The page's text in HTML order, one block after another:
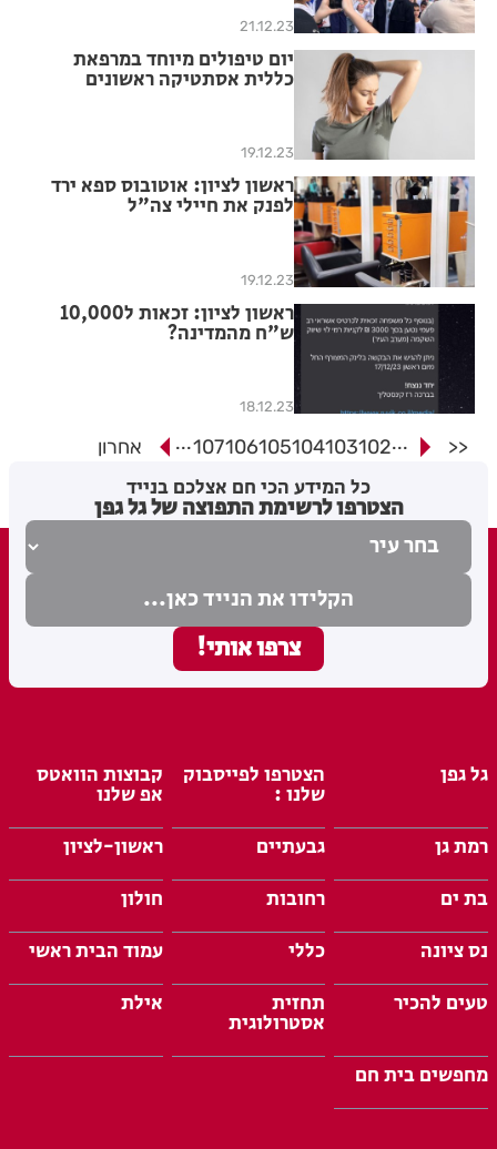
21.12.23
יום טיפולים מיוחד במרפאת
כללית אסתטיקה ראשונים
19.12.23
ראשון לציון: אוטובוס ספא ירד
לפנק את חיילי צה"ל
19.12.23
ראשון לציון: זכאות ל10,000
ש"ח מהמדינה?
18.12.23
<<
...
102
103
104
105
106
107
... אחרון
כל המידע הכי חם אצלכם בנייד
הצטרפו לרשימת התפוצה של גל גפן
גל גפן הצטרפו לפייסבוק
שלנו :
קבוצות הוואטס
אפ שלנו
רמת גן
גבעתיים
ראשון-לציון
בת ים
רחובות
חולון
נס ציונה
כללי
עמוד הבית ראשי
טעים להכיר
תחזית
אסטרולוגית
אילת
מחפשים בית חם